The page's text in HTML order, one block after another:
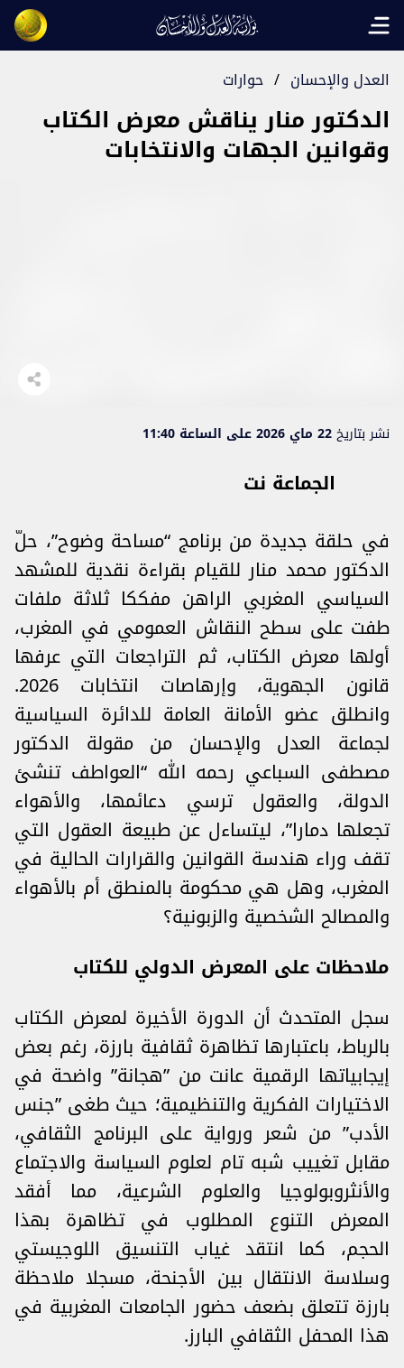
Open main menu
العدل والإحسان / حوارات
الدكتور منار يناقش معرض الكتاب
وقوانين الجهات والانتخابات
نشر بتاريخ22 ماي 2026 على الساعة 11:40
الجماعة نت
في حلقة جديدة من برنامج “مساحة وضوح”، حلّ
الدكتور محمد منار للقيام بقراءة نقدية للمشهد
السياسي المغربي الراهن مفككا ثلاثة ملفات
طفت على سطح ‏النقاش العمومي في المغرب،
أولها معرض الكتاب، ثم التراجعات التي عرفها
قانون الجهوية، وإرهاصات انتخابات 2026.
‏وانطلق عضو الأمانة العامة للدائرة السياسية
لجماعة العدل والإحسان من مقولة الدكتور
مصطفى ‏السباعي رحمه الله “العواطف تنشئ
الدولة، والعقول ترسي دعائمها، والأهواء
تجعلها دمارا”، ليتساءل عن طبيعة العقول التي
تقف وراء هندسة القوانين والقرارات الحالية في
المغرب، وهل هي محكومة بالمنطق أم بالأهواء
والمصالح الشخصية والزبونية؟
ملاحظات على المعرض الدولي للكتاب
سجل المتحدث أن الدورة الأخيرة لمعرض الكتاب
بالرباط، باعتبارها تظاهرة ثقافية بارزة، رغم بعض
إيجابياتها الرقمية عانت من ‌‎”هجانة” واضحة في
الاختيارات ‏الفكرية والتنظيمية؛ حيث طغى ‌‎”‎جنس
الأدب‎”‎ من شعر ورواية على البرنامج الثقافي،
مقابل تغييب شبه ‏تام لعلوم السياسة والاجتماع
والأنثروبولوجيا والعلوم الشرعية، مما أفقد
المعرض التنوع المطلوب في ‏تظاهرة بهذا
الحجم،‎ ‎كما انتقد غياب التنسيق اللوجيستي
وسلاسة الانتقال بين الأجنحة، مسجلا ملاحظة
‏بارزة تتعلق بضعف حضور الجامعات المغربية في
هذا المحفل الثقافي البارز‎.‎